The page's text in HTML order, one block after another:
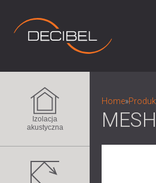
Izolacja
akustyczna
Home»